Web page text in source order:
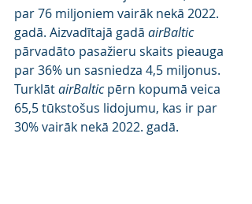
par 76 miljoniem vairāk nekā 2022.
gadā. Aizvadītajā gadā airBaltic
pārvadāto pasažieru skaits pieauga
par 36% un sasniedza 4,5 miljonus.
Turklāt airBaltic pērn kopumā veica
65,5 tūkstošus lidojumu, kas ir par
30% vairāk nekā 2022. gadā.